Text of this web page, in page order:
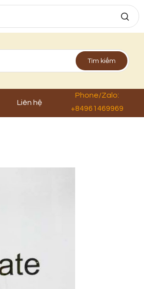
Tìm kiếm
Liên hệ
Phone/Zalo:
+84961469969